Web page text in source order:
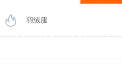
羽绒服